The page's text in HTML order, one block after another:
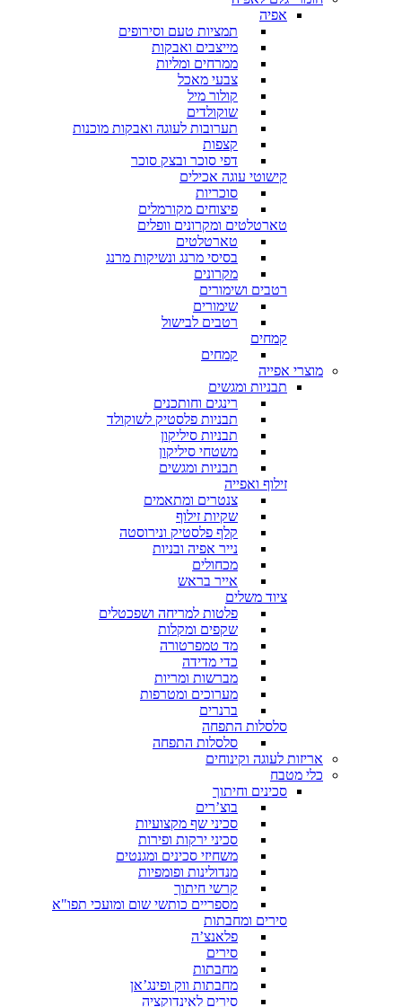
אפיה
תמציות טעם וסירופים
מייצבים ואבקות
ממרחים ומליות
צבעי מאכל
קולור מיל
שוקולדים
תערובות לעוגה ואבקות מוכנות
קצפות
דפי סוכר ובצק סוכר
קישוטי עוגה אכילים
סוכריות
פיצוחים מקורמלים
טארטלטים ומקרונים וופלים
טארטלטים
בסיסי מרנג ונשיקות מרנג
מקרונים
רטבים ושימורים
שימורים
רטבים לבישול
קמחים
קמחים
מוצרי אפייה
תבניות ומגשים
רינגים וחותכנים
תבניות פלסטיק לשוקולד
תבניות סיליקון
משטחי סיליקון
תבניות ומגשים
זילוף ואפייה
צנטרים ומתאמים
שקיות זילוף
קלף פלסטיק ונירוסטה
נייר אפיה ובניות
מכחולים
אייר בראש
ציוד משלים
פלטות למריחה ושפכטלים
שקפים ומקלות
מד טמפרטורה
כדי מדידה
מברשות ומריות
מערוכים ומטרפות
ברנרים
סלסלות התפחה
סלסלות התפחה
אריזות לעוגה וקינוחים
כלי מטבח
סכינים וחיתוך
בוצ’רים
סכיני שף מקצועיות
סכיני ירקות ופירות
משחיזי סכינים ומגנטים
מנדולינות ופומפיות
קרשי חיתוך
מספריים כותשי שום ומועכי תפו"א
סירים ומחבתות
פלאנצ’ה
סירים
מחבתות
מחבתות ווק ופינג’אן
סירים לאינדוקציה